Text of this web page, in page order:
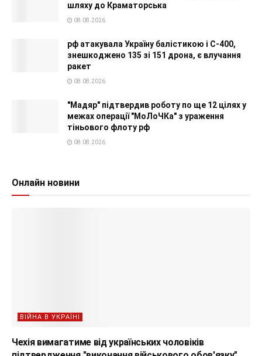
шляху до Краматорська
08.08.2026
рф атакувала Україну балістикою і С-400,
знешкоджено 135 зі 151 дрона, є влучання
ракет
08.08.2026
"Мадяр" підтвердив роботу по ще 12 цілях у
межах операції "МоЛоЧКа" з ураження
тіньового флоту рф
08.08.2026
Онлайн новини
ВІЙНА В УКРАЇНІ
Чехія вимагатиме від українських чоловіків